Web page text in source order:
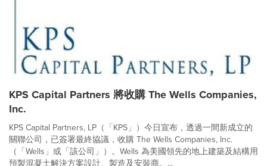
KPS Capital Partners 將收購 The Wells Companies,
Inc.
KPS Capital Partners, LP（「KPS」）今日宣布，透過一間新成立的
關聯公司，已簽署最終協議，收購 The Wells Companies, Inc.
（「Wells」或「該公司」）。Wells 為美國領先的地上建築及結構用
預製混凝土解決方案設計、製造及安裝商。...